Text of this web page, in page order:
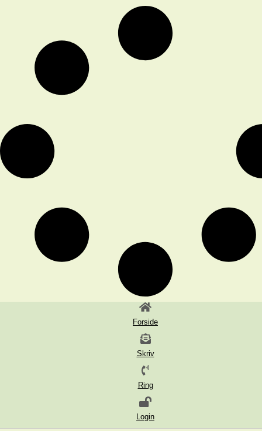
Forside
Skriv
Ring
Login